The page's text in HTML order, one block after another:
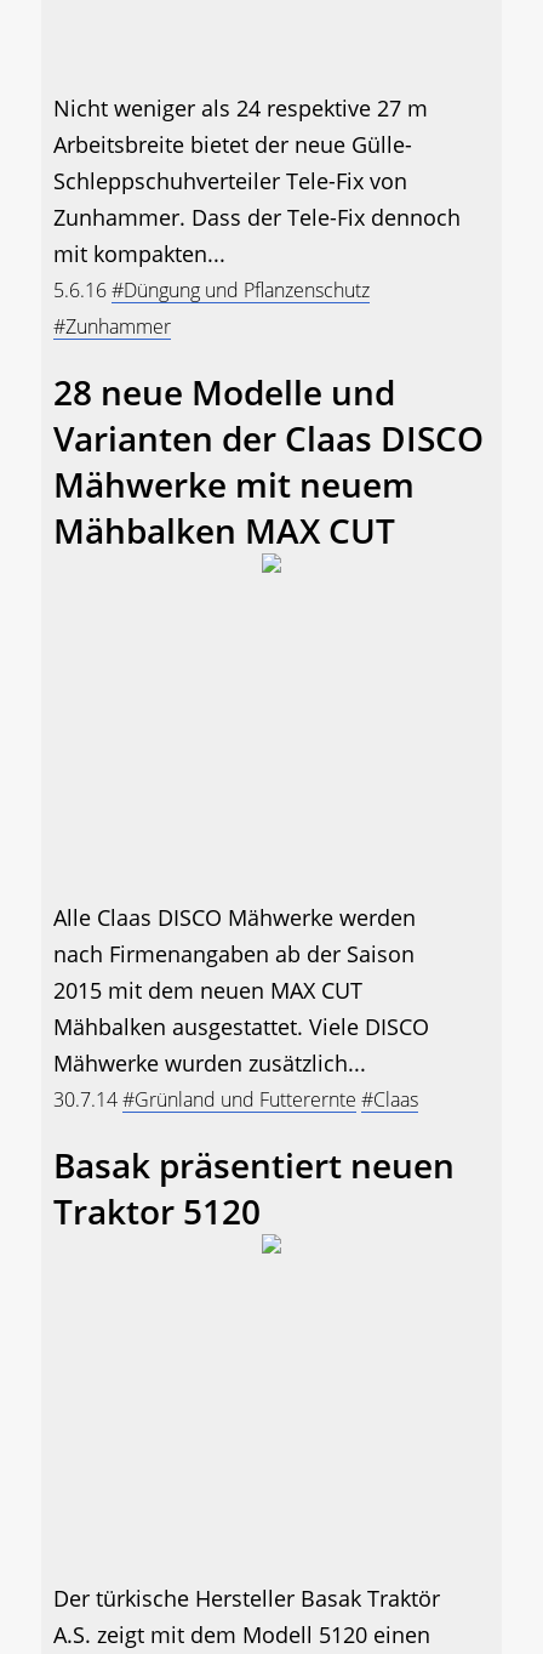
Nicht weniger als 24 respektive 27 m
Arbeitsbreite bietet der neue Gülle-
Schleppschuhverteiler Tele-Fix von
Zunhammer. Dass der Tele-Fix dennoch
mit kompakten...
5.6.16#Düngung und Pflanzenschutz
#Zunhammer
28 neue Modelle und
Varianten der Claas DISCO
Mähwerke mit neuem
Mähbalken MAX CUT
Alle Claas DISCO Mähwerke werden
nach Firmenangaben ab der Saison
2015 mit dem neuen MAX CUT
Mähbalken ausgestattet. Viele DISCO
Mähwerke wurden zusätzlich...
30.7.14#Grünland und Futterernte #Claas
Basak präsentiert neuen
Traktor 5120
Der türkische Hersteller Basak Traktör
A.S. zeigt mit dem Modell 5120 einen